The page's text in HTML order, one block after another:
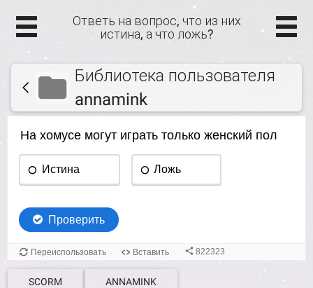
Ответь на вопрос, что из них
истина, а что ложь?
Библиотека пользователя
annamink
SCORM ANNAMINK